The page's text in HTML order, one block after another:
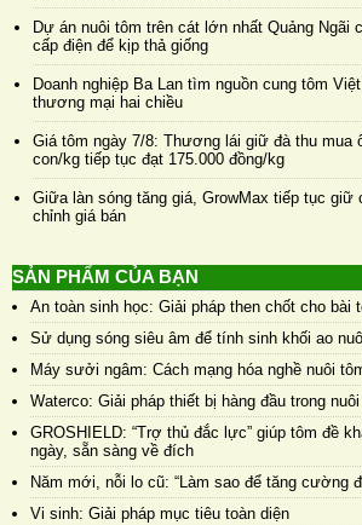
Dự án nuôi tôm trên cát lớn nhất Quảng Ngãi
cấp điện để kịp thả giống
Doanh nghiệp Ba Lan tìm nguồn cung tôm
thương mại hai chiều
Giá tôm ngày 7/8: Thương lái giữ đà thu mua
con/kg tiếp tục đạt 175.000 đồng/kg
Giữa làn sóng tăng giá, GrowMax tiếp tục giữ
chỉnh giá bán
SẢN PHẨM CỦA BẠN
An toàn sinh học: Giải pháp then chốt cho bài
Sử dụng sóng siêu âm để tính sinh khối ao
Máy sưởi ngâm: Cách mạng hóa nghề nuôi
Waterco: Giải pháp thiết bị hàng đầu trong
GROSHIELD: “Trợ thủ đắc lực” giúp tôm đề
ngày, sẵn sàng về đích
Năm mới, nỗi lo cũ: “Làm sao để tăng cường
Vi sinh: Giải pháp mục tiêu toàn diện